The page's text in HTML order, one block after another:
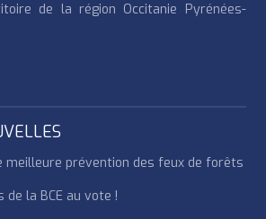
de la région Occitanie Pyrénées-
meilleure prévention des feux de forêts
la BCE au vote !